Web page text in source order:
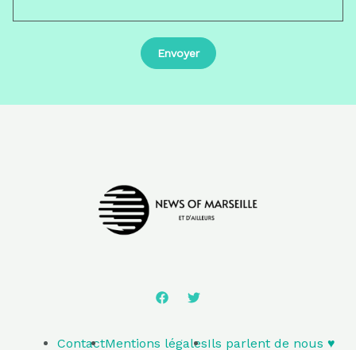
ContactMentions légalesIls parlent de nous ♥️